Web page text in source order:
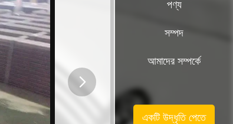
button
পণ্য
সম্পদ
আমাদের সম্পর্কে
একটি উদ্ধৃতি পেতে